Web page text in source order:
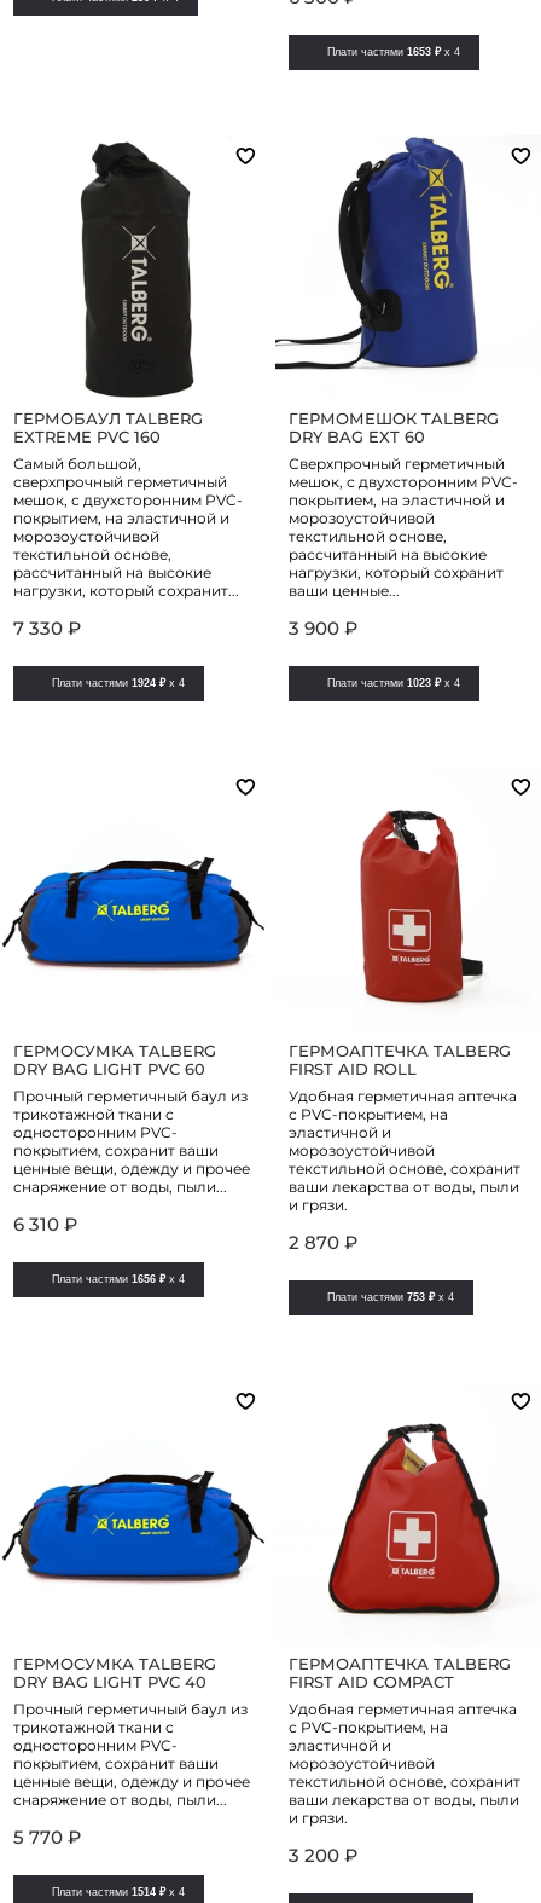
Плати частями 1653 ₽ x 4
ГЕРМОБАУЛ TALBERG
EXTREME PVC 160
Самый большой,
сверхпрочный герметичный
мешок, с двухсторонним PVC-
покрытием, на эластичной и
морозоустойчивой
текстильной основе,
рассчитанный на высокие
нагрузки, который сохранит...
7 330 ₽
Плати частями1924 ₽ x 4
ГЕРМОМЕШОК TALBERG
DRY BAG EXT 60
Сверхпрочный герметичный
мешок, с двухсторонним PVC-
покрытием, на эластичной и
морозоустойчивой
текстильной основе,
рассчитанный на высокие
нагрузки, который сохранит
ваши ценные...
3 900 ₽
Плати частями 1023 ₽ x 4
ГЕРМОСУМКА TALBERG
DRY BAG LIGHT PVC 60
Прочный герметичный баул из
трикотажной ткани с
односторонним PVC-
покрытием, сохранит ваши
ценные вещи, одежду и прочее
снаряжение от воды, пыли...
6 310 ₽
Плати частями1656 ₽ x 4
ГЕРМОАПТЕЧКА TALBERG
FIRST AID ROLL
Удобная герметичная аптечка
с PVC-покрытием, на
эластичной и
морозоустойчивой
текстильной основе, сохранит
ваши лекарства от воды, пыли
и грязи.
2 870 ₽
Плати частями 753 ₽ x 4
ГЕРМОСУМКА TALBERG
DRY BAG LIGHT PVC 40
Прочный герметичный баул из
трикотажной ткани с
односторонним PVC-
покрытием, сохранит ваши
ценные вещи, одежду и прочее
снаряжение от воды, пыли...
5 770 ₽
Плати частями1514 ₽ x 4
ГЕРМОАПТЕЧКА TALBERG
FIRST AID COMPACT
Удобная герметичная аптечка
с PVC-покрытием, на
эластичной и
морозоустойчивой
текстильной основе, сохранит
ваши лекарства от воды, пыли
и грязи.
3 200 ₽